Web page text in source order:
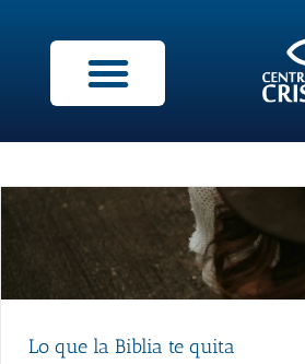
Lo que la Biblia te quita